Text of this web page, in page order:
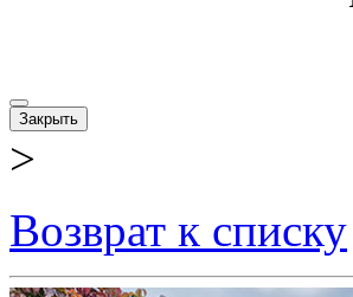
Закрыть
>
Возврат к списку